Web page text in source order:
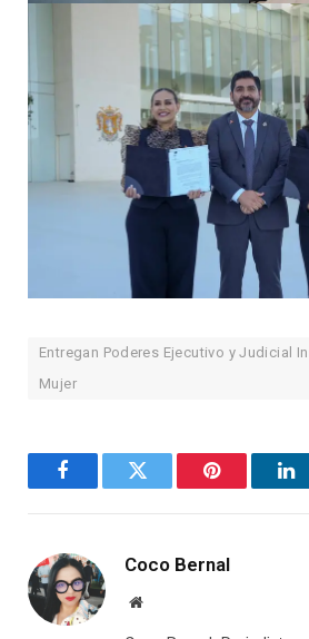
Entregan Poderes Ejecutivo y Judicial
Mujer
FacebookTwitter Pinterest
Coco Bernal
Website